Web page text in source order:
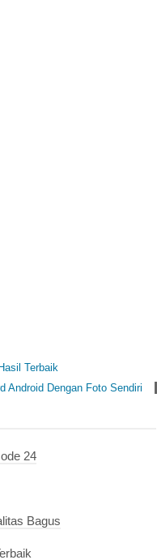
Terbaik
Android Dengan Foto Sendiri
24
Bagus